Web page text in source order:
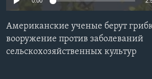
СОЦИАЛЬНЫЕ СЕТИ
Американские ученые берут
вооружение против заболеваний
сельскохозяйственных культур